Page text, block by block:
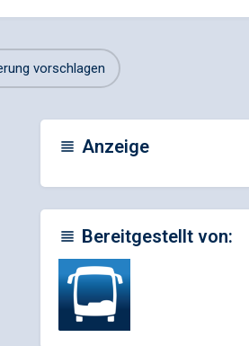
vorschlagen
Anzeige
Bereitgestellt von: